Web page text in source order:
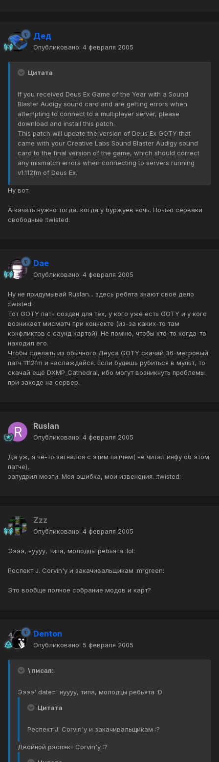
Дед
Опубликовано: 4 февраля 2005
Цитата
If you received Deus Ex Game of the Year with a Sound
Blaster Audigy sound card and are getting errors when
attempting to connect to a multiplayer server, please
download and install this patch.
This patch will update the version of Deus Ex GOTY that
came with your Creative Labs Sound Blaster Audigy sound
card to the final version of the game, which should correct
any mismatch errors when connecting to servers running
v1.112fm of Deus Ex.
Ну вот.
А качать нужно тогда, когда у буржуев ночь. Ночью серваки
свободные :twisted:
Dae
Опубликовано: 4 февраля 2005
Ну не придумывай Ruslan... здесь ребята знают своё дело
:twisted:
Тот GOTY патч создан для тех, у кого уже есть GOTY и у кого
возникает мисматч при коннекте (из-за каких-то там
конфликтов с саунд картой). Не помню, чтобы кто-то когда-то
находил его.
Чтобы сделать из обычного Деуса GOTY скачай 36-метровый
патч 1112fm и наслаждайся. Если будешь рубиться в мульт, то
скачай ещё DXMP_Cathedral, ибо могут возникнуть проблемы
при заходе на сервер.
Ruslan
Опубликовано: 4 февраля 2005
Да уж, я чё-то загнался с этим патчем( не читал инфу об этом
патче),
запудрил мозги. Моя ошибка, мои извенения. :twisted:
Zzz
Опубликовано: 4 февраля 2005
Ээээ, нуууу, типа, молодцы ребьята :lol:
Респект J. Corvin'у и закачивальщикам :mrgreen:
Это вообще полное собрание модов и карт?
Denton
Опубликовано: 5 февраля 2005
\ писал:
Ээээ' date=' нуууу, типа, молодцы ребьята :D
Цитата
Респект J. Corvin'у и закачивальщикам :?
Двойной рэспэкт Corvin'у :?